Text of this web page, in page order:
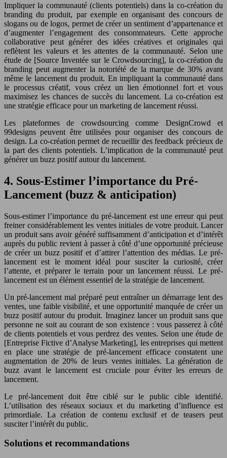
Impliquer la communauté (clients potentiels) dans la co-création du
branding du produit, par exemple en organisant des concours de
slogans ou de logos, permet de créer un sentiment d’appartenance et
d’augmenter l’engagement des consommateurs. Cette approche
collaborative peut générer des idées créatives et originales qui
reflètent les valeurs et les attentes de la communauté. Selon une
étude de [Source Inventée sur le Crowdsourcing], la co-création du
branding peut augmenter la notoriété de la marque de 30% avant
même le lancement du produit. En impliquant la communauté dans
le processus créatif, vous créez un lien émotionnel fort et vous
maximisez les chances de succès du lancement. La co-création est
une stratégie efficace pour un marketing de lancement réussi.
Les plateformes de crowdsourcing comme DesignCrowd et
99designs peuvent être utilisées pour organiser des concours de
design. La co-création permet de recueillir des feedback précieux de
la part des clients potentiels. L’implication de la communauté peut
générer un buzz positif autour du lancement.
4. Sous-Estimer l’importance du Pré-
Lancement (buzz & anticipation)
Sous-estimer l’importance du pré-lancement est une erreur qui peut
freiner considérablement les ventes initiales de votre produit. Lancer
un produit sans avoir généré suffisamment d’anticipation et d’intérêt
auprès du public revient à passer à côté d’une opportunité précieuse
de créer un buzz positif et d’attirer l’attention des médias. Le pré-
lancement est le moment idéal pour susciter la curiosité, créer
l’attente, et préparer le terrain pour un lancement réussi. Le pré-
lancement est un élément essentiel de la stratégie de lancement.
Un pré-lancement mal préparé peut entraîner un démarrage lent des
ventes, une faible visibilité, et une opportunité manquée de créer un
buzz positif autour du produit. Imaginez lancer un produit sans que
personne ne soit au courant de son existence : vous passerez à côté
de clients potentiels et vous perdrez des ventes. Selon une étude de
[Entreprise Fictive d’Analyse Marketing], les entreprises qui mettent
en place une stratégie de pré-lancement efficace constatent une
augmentation de 20% de leurs ventes initiales. La génération de
buzz avant le lancement est cruciale pour éviter les erreurs de
lancement.
Le pré-lancement doit être ciblé sur le public cible identifié.
L’utilisation des réseaux sociaux et du marketing d’influence est
primordiale. La création de contenu exclusif et de teasers peut
susciter l’intérêt du public.
Solutions et recommandations